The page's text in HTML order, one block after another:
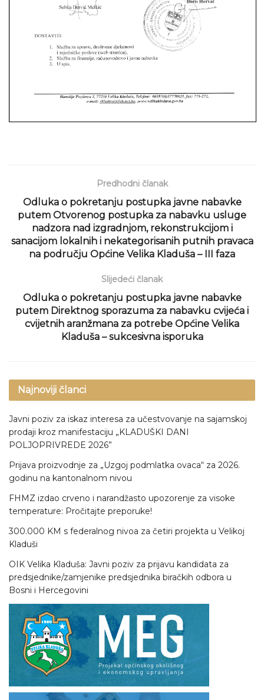
Predhodni članak
Odluka o pokretanju postupka javne nabavke
putem Otvorenog postupka za nabavku usluge
nadzora nad izgradnjom, rekonstrukcijom i
sanacijom lokalnih i nekategorisanih putnih pravaca
na području Općine Velika Kladuša – III faza
Slijedeći članak
Odluka o pokretanju postupka javne nabavke
putem Direktnog sporazuma za nabavku cvijeća i
cvijetnih aranžmana za potrebe Općine Velika
Kladuša – sukcesivna isporuka
Najnoviji članci
Javni poziv za iskaz interesa za učestvovanje na sajamskoj
prodaji kroz manifestaciju „KLADUŠKI DANI
POLJOPRIVREDE 2026”
Prijava proizvodnje za „Uzgoj podmlatka ovaca“ za 2026.
godinu na kantonalnom nivou
FHMZ izdao crveno i narandžasto upozorenje za visoke
temperature: Pročitajte preporuke!
300.000 KM s federalnog nivoa za četiri projekta u Velikoj
Kladuši
OIK Velika Kladuša: Javni poziv za prijavu kandidata za
predsjednike/zamjenike predsjednika biračkih odbora u
Bosni i Hercegovini